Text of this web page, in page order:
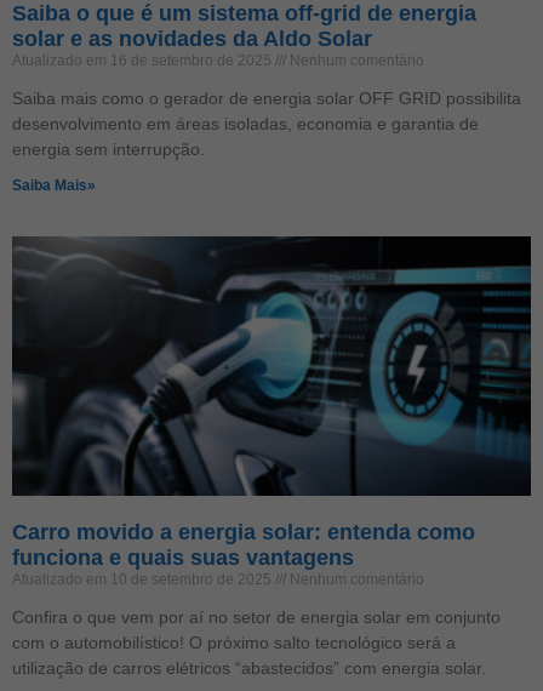
Saiba o que é um sistema off-grid de energia
solar e as novidades da Aldo Solar
Atualizado em 16 de setembro de 2025 Nenhum comentário
Saiba mais como o gerador de energia solar OFF GRID possibilita
desenvolvimento em áreas isoladas, economia e garantia de
energia sem interrupção.
Saiba Mais»
Carro movido a energia solar: entenda como
funciona e quais suas vantagens
Atualizado em 10 de setembro de 2025 Nenhum comentário
Confira o que vem por aí no setor de energia solar em conjunto
com o automobilístico! O próximo salto tecnológico será a
utilização de carros elétricos “abastecidos” com energia solar.